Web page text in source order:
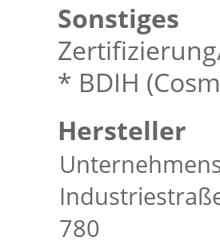
Sonstiges
* BDIH
Hersteller
78­0